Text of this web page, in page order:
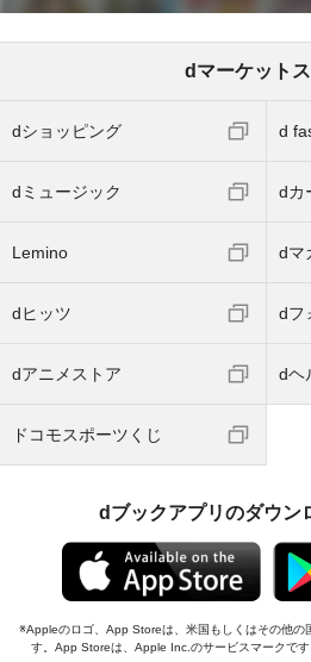
dマーケット
dショッピング d
dミュージック dカ
Lemino dマ
dヒッツ dフ
dアニメストア dヘ
ドコモスポーツくじ
dブックアプリのダウン
Appleのロゴ、App Storeは、米国もしくはその他
す。App Storeは、Apple Inc.のサービスマークです